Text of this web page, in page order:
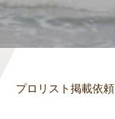
プロリスト掲載依頼